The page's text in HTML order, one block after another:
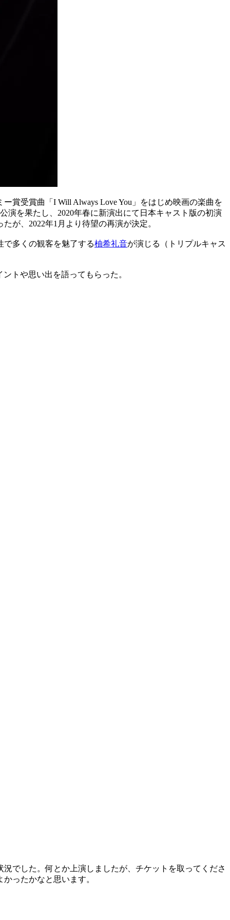
賞受賞曲「I Will Always Love You」をはじめ映画の楽曲を
演を果たし、2020年春に新演出にて日本キャスト版の初演
が、2022年1月より待望の再演が決定。
多くの観客を魅了する柚希礼音が演じる（トリプルキャス
トや思い出を語ってもらった。
でした。何とか上演しましたが、チケットを取ってくださ
ったかなと思います。